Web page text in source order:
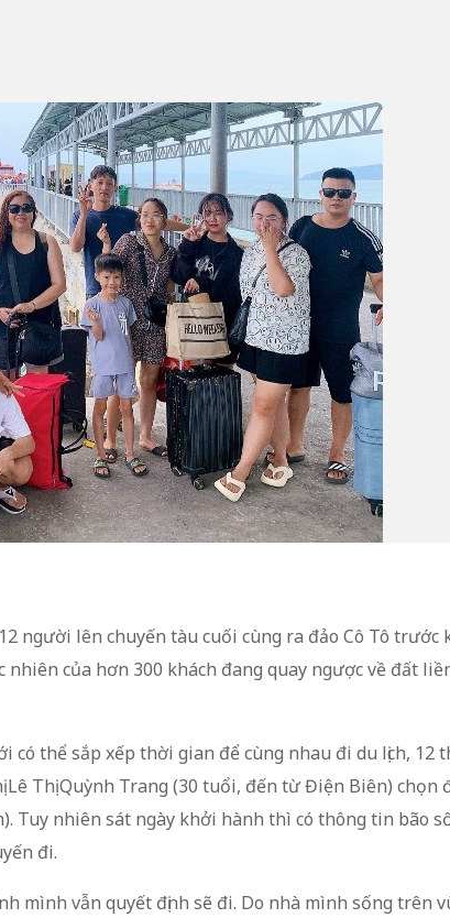
người lên chuyến tàu cuối cùng ra đảo Cô Tô trước
nhiên của hơn 300 khách đang quay ngược về đất
có thể sắp xếp thời gian để cùng nhau đi du lịch, 12
Thị Quỳnh Trang (30 tuổi, đến từ Điện Biên) chọn
Tuy nhiên sát ngày khởi hành thì có thông tin bão
đi.
mình vẫn quyết định sẽ đi. Do nhà mình sống trên